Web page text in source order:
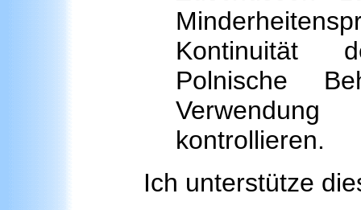
Kontinuität
Polnische
kontrollieren.
Ich unterstütze